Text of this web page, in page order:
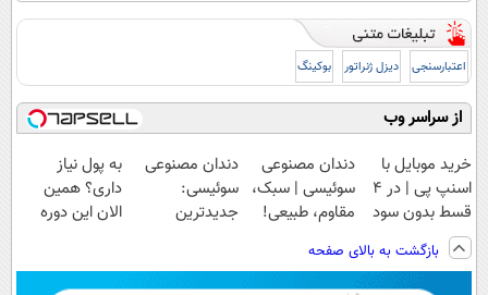
اعتبارسنجی دیزل ژنراتور بوکینگ
از سراسر وب
خرید موبایل با
اسنپ پی | در ۴
قسط بدون سود
و کارمزد!
دندان مصنوعی
سوئیسی | سبک،
مقاوم، طبیعی!
رایگان+پرداخت
اقساطی😍
دندان مصنوعی
سوئیسی:
جدیدترین
پرداخت قسطی
به پول نیاز
داری؟ همین
الان این دوره
بازگشت به بالای صفحه